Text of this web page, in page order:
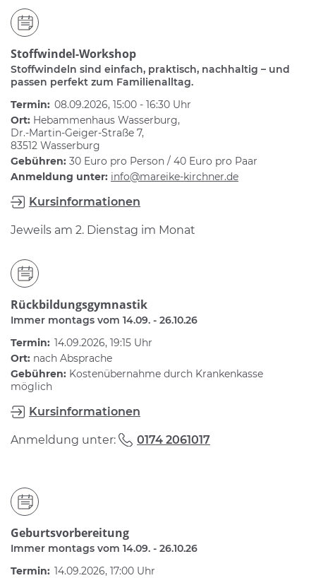
Stoffwindel-Workshop
Stoffwindeln sind einfach, praktisch, nachhaltig – und
passen perfekt zum Familienalltag.
Termin: 08.09.2026, 15:00 - 16:30 Uhr
Ort: Hebammenhaus Wasserburg,
Dr.-Martin-Geiger-Straße 7,
83512 Wasserburg
Gebühren: 30 Euro pro Person / 40 Euro pro Paar
Anmeldung unter: info@mareike-kirchner.de
Kursinformationen
Jeweils am 2. Dienstag im Monat
Rückbildungsgymnastik
Immer montags vom 14.09. - 26.10.26
Termin: 14.09.2026, 19:15 Uhr
Ort: nach Absprache
Gebühren: Kostenübernahme durch Krankenkasse
möglich
Kursinformationen
Anmeldung unter: 0174 2061017
Geburtsvorbereitung
Immer montags vom 14.09. - 26.10.26
Termin: 14.09.2026, 17:00 Uhr